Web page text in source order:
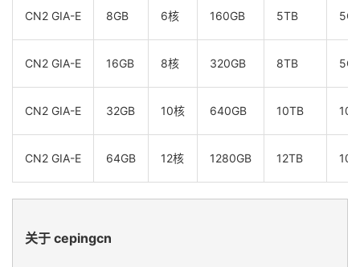
CN2 GIA-E 8GB 6核 160GB 5TB
CN2 GIA-E 16GB 8核 320GB 8TB
CN2 GIA-E 32GB 10核 640GB 10TB
CN2 GIA-E 64GB 12核 1280GB 12TB
关于 cepingcn